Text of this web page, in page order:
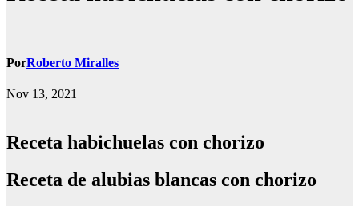
PorRoberto Miralles
Nov 13, 2021
Receta habichuelas con chorizo
receta de alubias blancas con chorizo